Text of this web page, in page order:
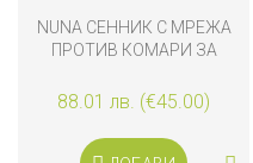
NUNA СЕННИК С МРЕЖА
ПРОТИВ КОМАРИ ЗА
CURV, CINDER
88.01 лв. (€45.00)